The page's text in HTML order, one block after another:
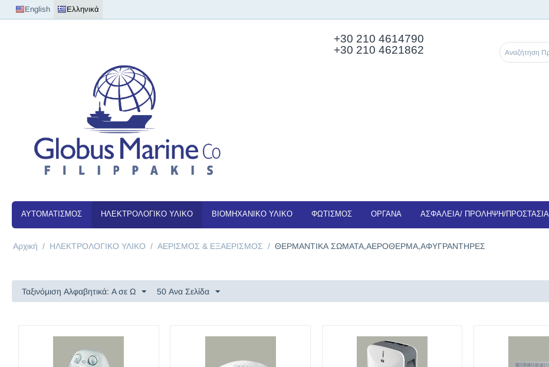
English Ελληνικά
+30 210 4614790
+30 210 4621862
ΑΥΤΟΜΑΤΙΣΜΟΣ ΗΛΕΚΤΡΟΛΟΓΙΚΟ ΥΛΙΚΟ ΒΙΟΜΗΧΑΝΙΚΟ ΥΛΙΚΟ ΦΩΤΙΣΜΟΣ ΟΡΓΑΝΑ ΑΣΦΑΛΕΙΑ/ ΠΡΟΛΗΨΗ/ΠΡΟΣΤΑΣΙΑ
Αρχική / ΗΛΕΚΤΡΟΛΟΓΙΚΟ ΥΛΙΚΟ / ΑΕΡΙΣΜΟΣ & ΕΞΑΕΡΙΣΜΟΣ / ΘΕΡΜΑΝΤΙΚΑ ΣΩΜΑΤΑ,ΑΕΡΟΘΕΡΜΑ,ΑΦΥΓΡΑΝΤΗΡΕΣ
Ταξινόμιση Αλφαβητικά: A σε Ω 50 Ανα Σελίδα